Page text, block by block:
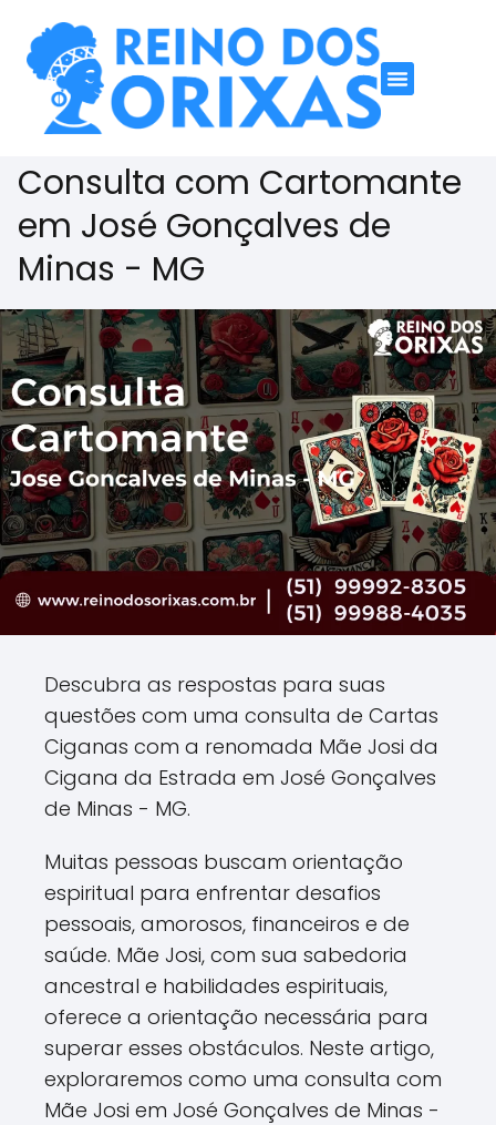
Consulta com Cartomante
em José Gonçalves de
Minas - MG
Descubra as respostas para suas
questões com uma consulta de Cartas
Ciganas com a renomada Mãe Josi da
Cigana da Estrada em José Gonçalves
de Minas - MG.
Muitas pessoas buscam orientação
espiritual para enfrentar desafios
pessoais, amorosos, financeiros e de
saúde. Mãe Josi, com sua sabedoria
ancestral e habilidades espirituais,
oferece a orientação necessária para
superar esses obstáculos. Neste artigo,
exploraremos como uma consulta com
Mãe Josi em José Gonçalves de Minas -